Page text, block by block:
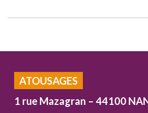
ATOUSAGES
1 rue Mazagran – 44100